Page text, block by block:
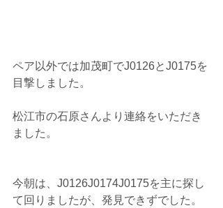
ペア以外では加茂町でJ0126とJ0175を
目撃しました。
松江市の石原さんより連絡をいただき
ました。
今朝は、J0126J0174J0175を主に探し
て回りましたが、発見できずでした。